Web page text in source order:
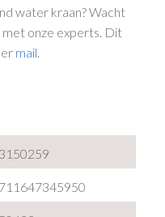
water kraan? Wacht
onze experts. Dit
mail.